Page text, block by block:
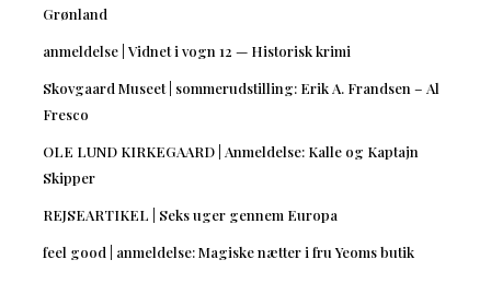
Grønland
anmeldelse | Vidnet i vogn 12 — Historisk krimi
Skovgaard Museet | sommerudstilling: Erik A. Frandsen – Al
Fresco
OLE LUND KIRKEGAARD | Anmeldelse: Kalle og Kaptajn
Skipper
REJSEARTIKEL | Seks uger gennem Europa
feel good | anmeldelse: Magiske nætter i fru Yeoms butik